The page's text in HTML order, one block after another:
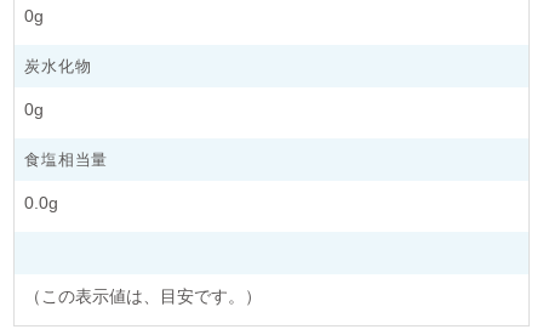
0g
炭水化物
0g
食塩相当量
0.0g
（この表示値は、目安です。）